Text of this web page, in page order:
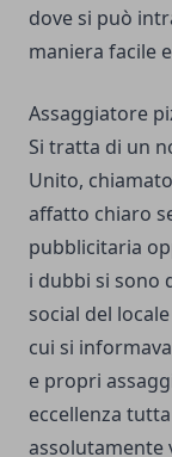
dove si può
maniera facile
Assaggiatore
Si tratta di un
Unito, chiamato
affatto chiaro
pubblicitaria
i dubbi si sono
social del
cui si
e propri
eccellenza tutta
assolutamente